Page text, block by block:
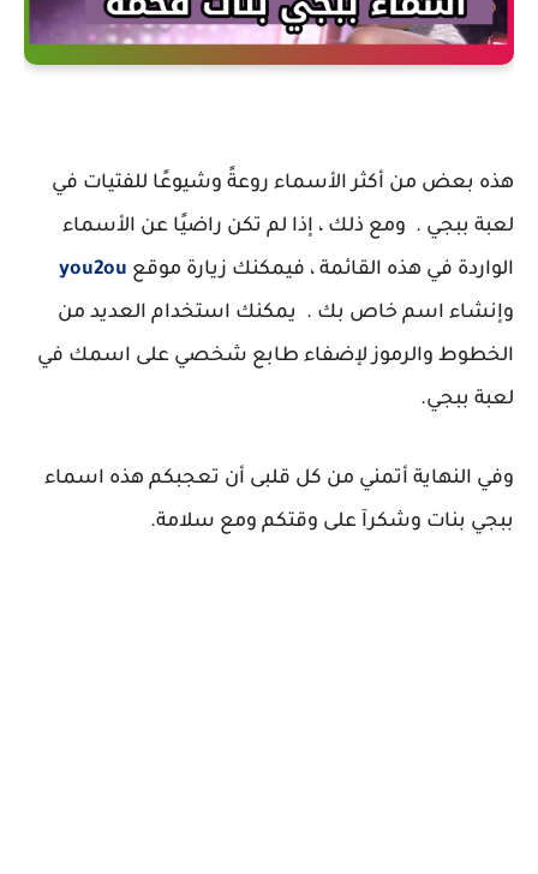
هذه بعض من أكثر الأسماء روعةً وشيوعًا للفتيات في
لعبة ببجي . ومع ذلك ، إذا لم تكن راضيًا عن الأسماء
الواردة في هذه القائمة ، فيمكنك زيارة موقع you2ou
وإنشاء اسم خاص بك . يمكنك استخدام العديد من
الخطوط والرموز لإضفاء طابع شخصي على اسمك في
لعبة ببجي.
وفي النهاية أتمني من كل قلبى أن تعجبكم هذه اسماء
ببجي بنات وشكرآ على وقتكم ومع سلامة.